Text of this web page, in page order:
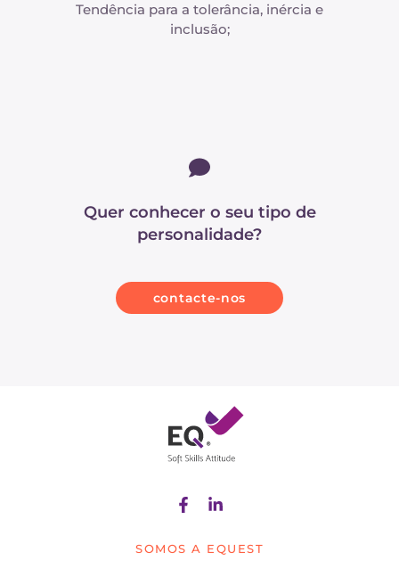
Tendência para a tolerância, inércia e
inclusão;
Quer conhecer o seu tipo de
personalidade?
contacte-nos
SOMOS A EQUEST